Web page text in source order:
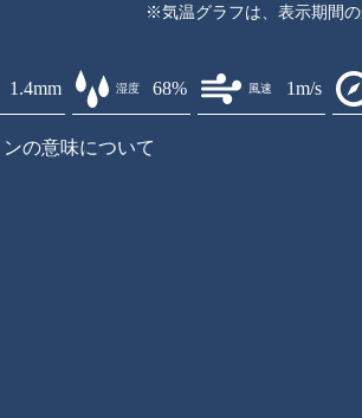
※気温グラフは、表示期間の
1.4mm 湿度 68% 風速 1m/s
の意味について